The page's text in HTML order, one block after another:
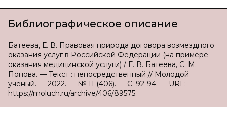
Библиографическое описание
Батеева, Е. В. Правовая природа договора возмездного
оказания услуг в Российской Федерации (на примере
оказания медицинской услуги) / Е. В. Батеева, С. М.
Попова. — Текст : непосредственный // Молодой
ученый. — 2022. — № 11 (406). — С. 92-94. — URL:
https://moluch.ru/archive/406/89575.